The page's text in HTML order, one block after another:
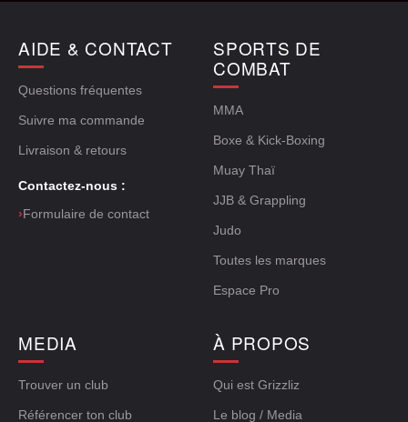
AIDE & CONTACT
Questions fréquentes
Suivre ma commande
Livraison & retours
Contactez-nous :
›Formulaire de contact
SPORTS DE
COMBAT
MMA
Boxe & Kick-Boxing
Muay Thaï
JJB & Grappling
Judo
Toutes les marques
Espace Pro
MEDIA
Trouver un club
Référencer ton club
À PROPOS
Qui est Grizzliz
Le blog / Media